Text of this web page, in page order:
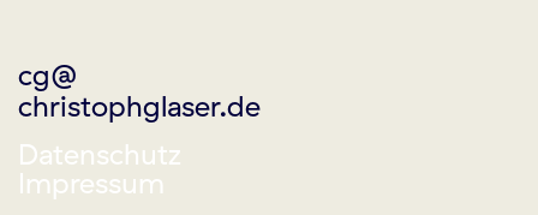
cg@
christophglaser.de
Datenschutz
Impressum